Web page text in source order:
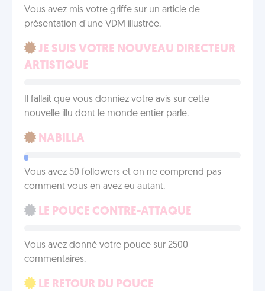
Vous avez mis votre griffe sur un article de
présentation d'une VDM illustrée.
JE SUIS VOTRE NOUVEAU DIRECTEUR
ARTISTIQUE
Il fallait que vous donniez votre avis sur cette
nouvelle illu dont le monde entier parle.
NABILLA
Vous avez 50 followers et on ne comprend pas
comment vous en avez eu autant.
LE POUCE CONTRE-ATTAQUE
Vous avez donné votre pouce sur 2500
commentaires.
LE RETOUR DU POUCE